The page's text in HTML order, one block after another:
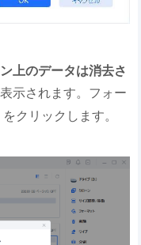
上のデータは消去さ
示されます。フォー
をクリックします。